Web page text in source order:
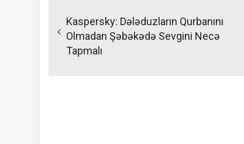
Kaspersky: Dələduzların Qurbanını
Olmadan Şəbəkədə Sevgini Necə
Tapmalı